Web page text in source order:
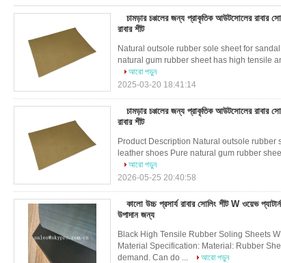
চামড়ার চপ্পলের জন্য প্রাকৃতিক আউটসোলের রাবার
রাবার শীট
Natural outsole rubber sole sheet for
natural gum rubber sheet has high tensile
আরো পড়ুন
2025-03-20 18:41:14
চামড়ার চপ্পলের জন্য প্রাকৃতিক আউটসোলের রাবার
রাবার শীট
Product Description Natural outsole
leather shoes Pure natural gum rubber
আরো পড়ুন
2026-05-25 20:40:58
কালো উচ্চ প্রসার্য রাবার সোলিং শীট W ওয়েভ
উপাদান জন্য
Black High Tensile Rubber Soling Sheets
Material Specification: Material: Rubber
demand. Can do ...
আরো পড়ুন